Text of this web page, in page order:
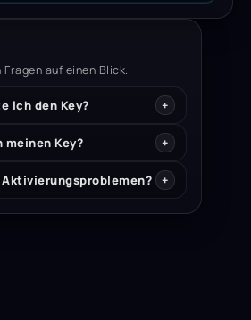
auf einen Blick.
ich den Key?
meinen Key?